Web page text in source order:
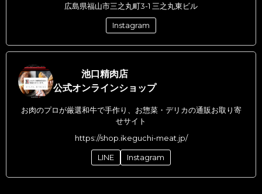
広島県福山市三之丸町3-1 三之丸東ビル
Instagram
池口精肉店
公式オンラインショップ
お肉のプロが厳選和牛で手作り、お惣菜・デリカの通販お取り寄
せサイト
https://shop.ikeguchi-meat.jp/
LINE Instagram